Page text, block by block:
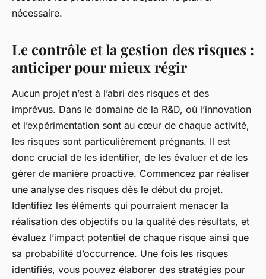
nécessaire.
Le contrôle et la gestion des risques :
anticiper pour mieux régir
Aucun projet n’est à l’abri des risques et des
imprévus. Dans le domaine de la R&D, où l’innovation
et l’expérimentation sont au cœur de chaque activité,
les risques sont particulièrement prégnants. Il est
donc crucial de les identifier, de les évaluer et de les
gérer de manière proactive. Commencez par réaliser
une analyse des risques dès le début du projet.
Identifiez les éléments qui pourraient menacer la
réalisation des objectifs ou la qualité des résultats, et
évaluez l’impact potentiel de chaque risque ainsi que
sa probabilité d’occurrence. Une fois les risques
identifiés, vous pouvez élaborer des stratégies pour